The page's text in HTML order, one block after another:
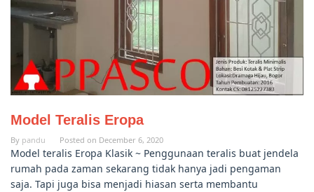
Model Teralis Eropa
By pandu Posted on December 6, 2020
Model teralis Eropa Klasik ~ Penggunaan teralis buat jendela
rumah pada zaman sekarang tidak hanya jadi pengaman
saja. Tapi juga bisa menjadi hiasan serta membantu